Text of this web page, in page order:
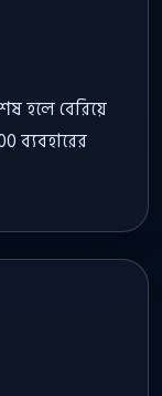
হলে বেরিয়ে
ব্যবহারের